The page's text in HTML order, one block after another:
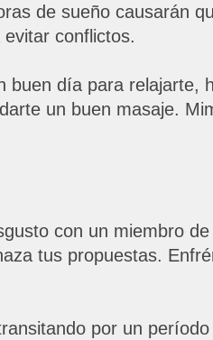
de sueño causarán
conflictos.
buen día para relajarte,
un buen masaje.
con un miembro
tus propuestas.
por un